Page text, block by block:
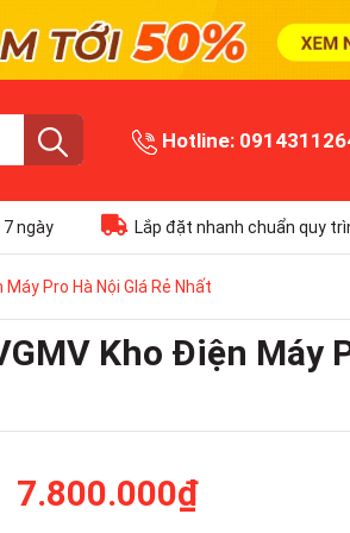
Hotline:
ngày Lắp đặt nhanh chuẩn quy
Pro Hà Nội GIá Rẻ Nhất
Kho Điện Máy
7.800.000₫